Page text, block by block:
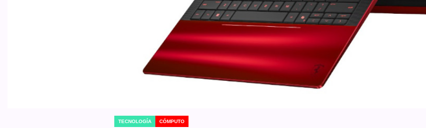
POSTED
TECNOLOGÍA CÓMPUTO